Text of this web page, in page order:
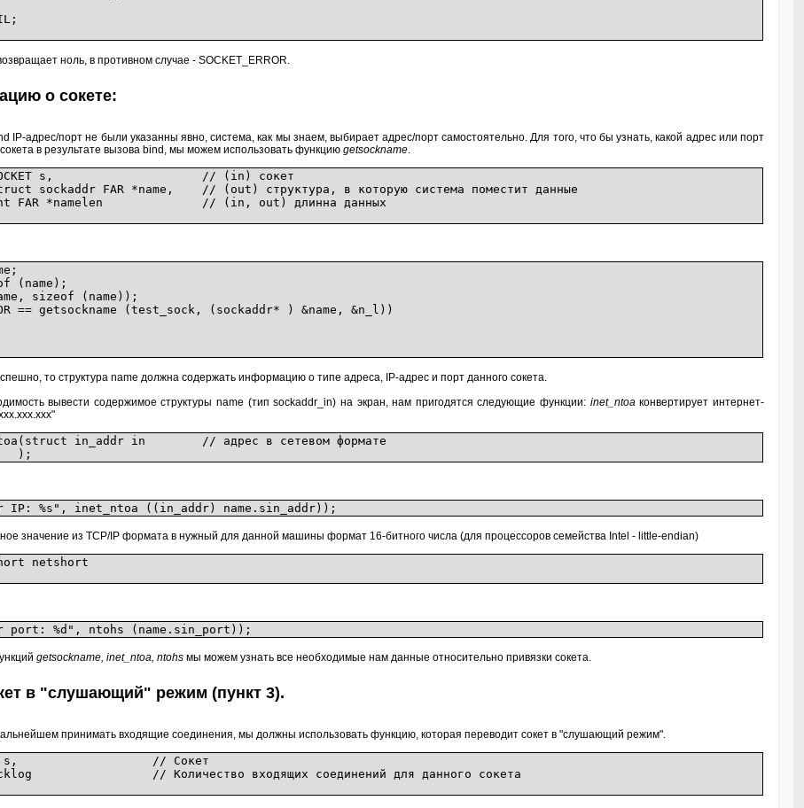
ноль, в противном случае - SOCKET_ERROR.
о сокете:
IP-адрес/порт не были указанны явно, система, как мы знаем, выбирает адрес/порт самостоятельно. Для того, что бы узнать, какой адрес или порт
в результате вызова bind, мы можем использовать функцию getsockname.
s, // (in) сокет
FAR *name, // (out) структура, в которую система поместит данные
// (in, out) длинна данных
sizeof (name));
== getsockname (test_sock, (sockaddr* ) &name, &n_l))
то структура name должна содержать информацию о типе адреса, IP-адрес и порт данного сокета.
вывести содержимое структуры name (тип sockaddr_in) на экран, нам пригодятся следующие функции: inet_ntoaконвертирует интернет-
in_addr in // адрес в сетевом формате
%s", inet_ntoa ((in_addr) name.sin_addr));
значение из TCP/IP формата в нужный для данной машины формат 16-битного числа (для процессоров семейства Intel - little-endian)
netshort
%d", ntohs (name.sin_port));
getsockname, inet_ntoa, ntohs мы можем узнать все необходимые нам данные относительно привязки сокета.
в "слушающий" режим (пункт 3).
принимать входящие соединения, мы должны использовать функцию, которая переводит сокет в "слушающий режим".
s, // Сокет
входящих соединений для данного сокета